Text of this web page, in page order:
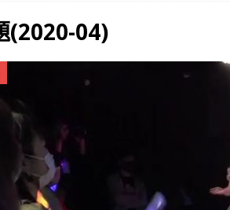
(2020-04)